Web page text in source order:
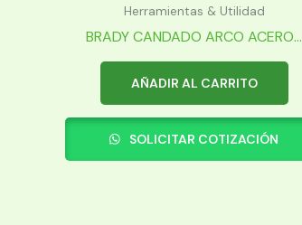
Herramientas & Utilidad
BRADY CANDADO ARCO ACERO...
AÑADIR AL CARRITO
SOLICITAR COTIZACIÓN